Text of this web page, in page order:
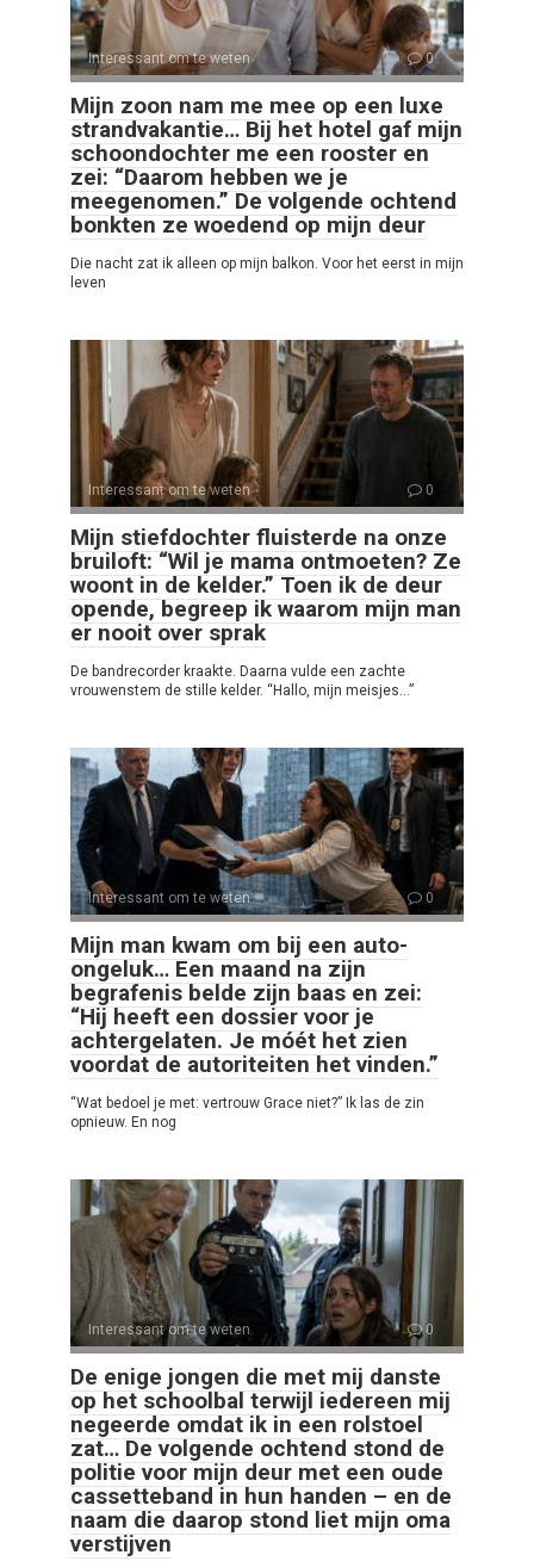
Interessant om te weten 0
Mijn zoon nam me mee op een luxe
strandvakantie… Bij het hotel gaf mijn
schoondochter me een rooster en
zei: “Daarom hebben we je
meegenomen.” De volgende ochtend
bonkten ze woedend op mijn deur
Die nacht zat ik alleen op mijn balkon. Voor het eerst in mijn
leven
Interessant om te weten 0
Mijn stiefdochter fluisterde na onze
bruiloft: “Wil je mama ontmoeten? Ze
woont in de kelder.” Toen ik de deur
opende, begreep ik waarom mijn man
er nooit over sprak
De bandrecorder kraakte. Daarna vulde een zachte
vrouwenstem de stille kelder. “Hallo, mijn meisjes…”
Interessant om te weten 0
Mijn man kwam om bij een auto-
ongeluk… Een maand na zijn
begrafenis belde zijn baas en zei:
“Hij heeft een dossier voor je
achtergelaten. Je móét het zien
voordat de autoriteiten het vinden.”
“Wat bedoel je met: vertrouw Grace niet?” Ik las de zin
opnieuw. En nog
Interessant om te weten 0
De enige jongen die met mij danste
op het schoolbal terwijl iedereen mij
negeerde omdat ik in een rolstoel
zat… De volgende ochtend stond de
politie voor mijn deur met een oude
cassetteband in hun handen – en de
naam die daarop stond liet mijn oma
verstijven